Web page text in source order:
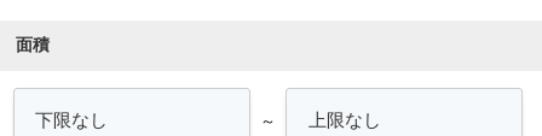
面積
～